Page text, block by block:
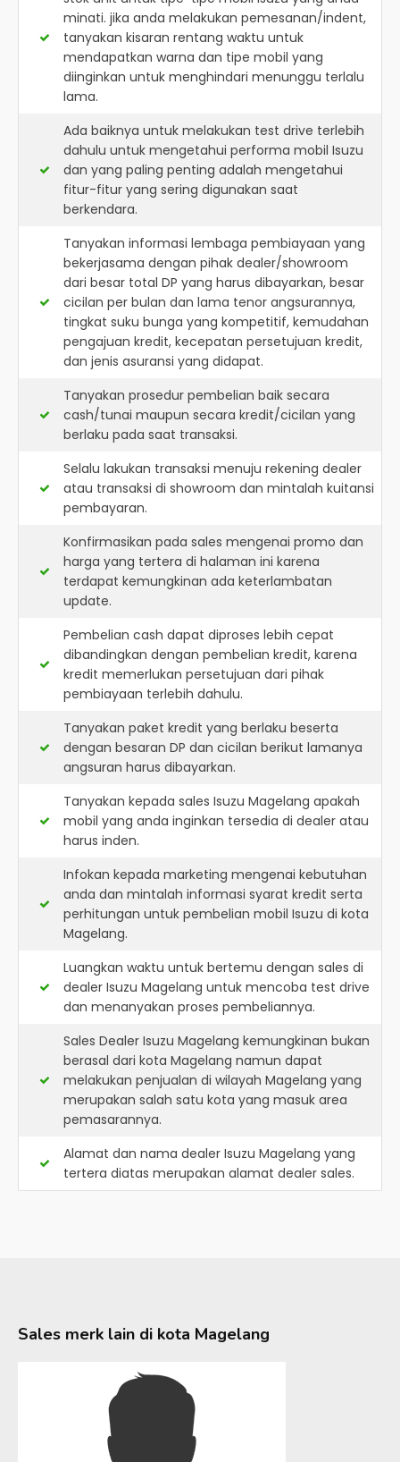
minati. jika anda melakukan pemesanan/indent,
tanyakan kisaran rentang waktu untuk
mendapatkan warna dan tipe mobil yang
diinginkan untuk menghindari menunggu terlalu
lama.
Ada baiknya untuk melakukan test drive terlebih
dahulu untuk mengetahui performa mobil Isuzu
dan yang paling penting adalah mengetahui
fitur-fitur yang sering digunakan saat
berkendara.
Tanyakan informasi lembaga pembiayaan yang
bekerjasama dengan pihak dealer/showroom
dari besar total DP yang harus dibayarkan, besar
cicilan per bulan dan lama tenor angsurannya,
tingkat suku bunga yang kompetitif, kemudahan
pengajuan kredit, kecepatan persetujuan kredit,
dan jenis asuransi yang didapat.
Tanyakan prosedur pembelian baik secara
cash/tunai maupun secara kredit/cicilan yang
berlaku pada saat transaksi.
Selalu lakukan transaksi menuju rekening dealer
atau transaksi di showroom dan mintalah kuitansi
pembayaran.
Konfirmasikan pada sales mengenai promo dan
harga yang tertera di halaman ini karena
terdapat kemungkinan ada keterlambatan
update.
Pembelian cash dapat diproses lebih cepat
dibandingkan dengan pembelian kredit, karena
kredit memerlukan persetujuan dari pihak
pembiayaan terlebih dahulu.
Tanyakan paket kredit yang berlaku beserta
dengan besaran DP dan cicilan berikut lamanya
angsuran harus dibayarkan.
Tanyakan kepada sales Isuzu Magelang apakah
mobil yang anda inginkan tersedia di dealer atau
harus inden.
Infokan kepada marketing mengenai kebutuhan
anda dan mintalah informasi syarat kredit serta
perhitungan untuk pembelian mobil Isuzu di kota
Magelang.
Luangkan waktu untuk bertemu dengan sales di
dealer Isuzu Magelang untuk mencoba test drive
dan menanyakan proses pembeliannya.
Sales Dealer Isuzu Magelang kemungkinan bukan
berasal dari kota Magelang namun dapat
melakukan penjualan di wilayah Magelang yang
merupakan salah satu kota yang masuk area
pemasarannya.
Alamat dan nama dealer Isuzu Magelang yang
tertera diatas merupakan alamat dealer sales.
Sales merk lain di kota Magelang